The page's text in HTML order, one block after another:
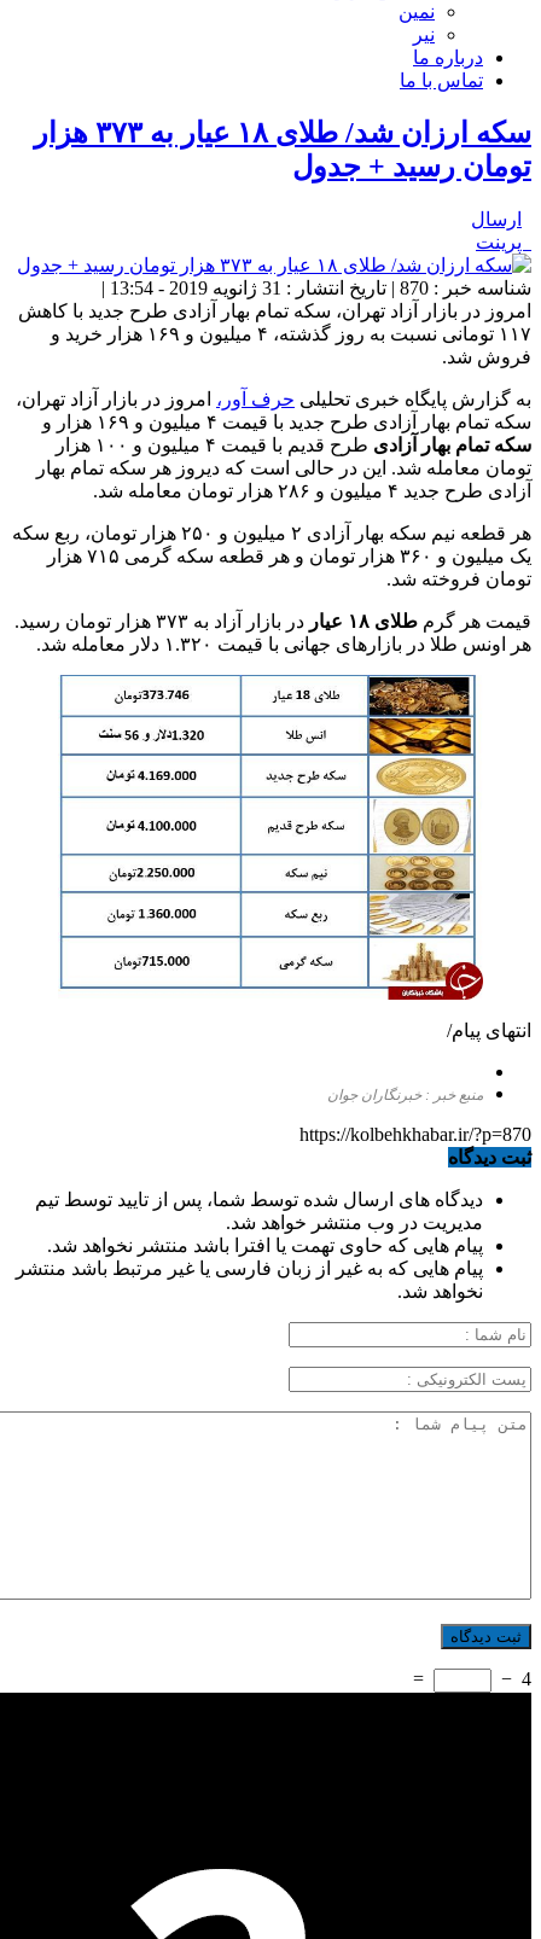
نمین
نیر
درباره ما
تماس با ما
سکه ارزان شد/ طلای ۱۸ عیار به ۳۷۳ هزار
تومان رسید + جدول
ارسال
پرینت
شناسه خبر : 870 | تاریخ انتشار : 31 ژانویه 2019 - 13:54 |
امروز در بازار آزاد تهران، سکه تمام بهار آزادی طرح جدید با کاهش
۱۱۷ تومانی نسبت به روز گذشته، ۴ میلیون و ۱۶۹ هزار خرید و
فروش شد.
به گزارش پایگاه خبری تحلیلی حرف آور، امروز در بازار آزاد تهران،
سکه تمام بهار آزادی طرح جدید با قیمت ۴ میلیون و ۱۶۹ هزار و
سکه تمام بهار آزادی
طرح قدیم با قیمت ۴ میلیون و ۱۰۰ هزار
تومان معامله شد. این در حالی است که دیروز هر سکه تمام بهار
آزادی طرح جدید ۴ میلیون و ۲۸۶ هزار تومان معامله شد.
هر قطعه نیم سکه بهار آزادی ۲ میلیون و ۲۵۰ هزار تومان، ربع سکه
یک‌ میلیون و ۳۶۰ هزار تومان و هر قطعه سکه گرمی ۷۱۵ هزار
تومان فروخته شد.
قیمت هر گرم طلای ۱۸ عیار
در بازار آزاد به ۳۷۳ هزار تومان رسید.
هر اونس طلا در بازار‌های جهانی با قیمت ۱.۳۲۰ دلار معامله شد.
انتهای پیام/
منبع خبر : خبرنگاران جوان
https://kolbehkhabar.ir/?p=870
ثبت دیدگاه
دیدگاه های ارسال شده توسط شما، پس از تایید توسط تیم
مدیریت در وب منتشر خواهد شد.
پیام هایی که حاوی تهمت یا افترا باشد منتشر نخواهد شد.
پیام هایی که به غیر از زبان فارسی یا غیر مرتبط باشد منتشر
نخواهد شد.
4
−
=